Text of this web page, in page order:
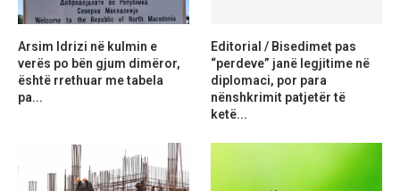
Arsim Idrizi në kulmin e
verës po bën gjum dimëror,
është rrethuar me tabela
pa...
Editorial / Bisedimet pas
“perdeve” janë legjitime në
diplomaci, por para
nënshkrimit patjetër të
ketë...